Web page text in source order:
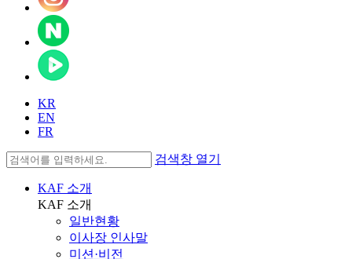
KR
EN
FR
검색창 열기
KAF 소개
KAF 소개
일반현황
이사장 인사말
미션·비전